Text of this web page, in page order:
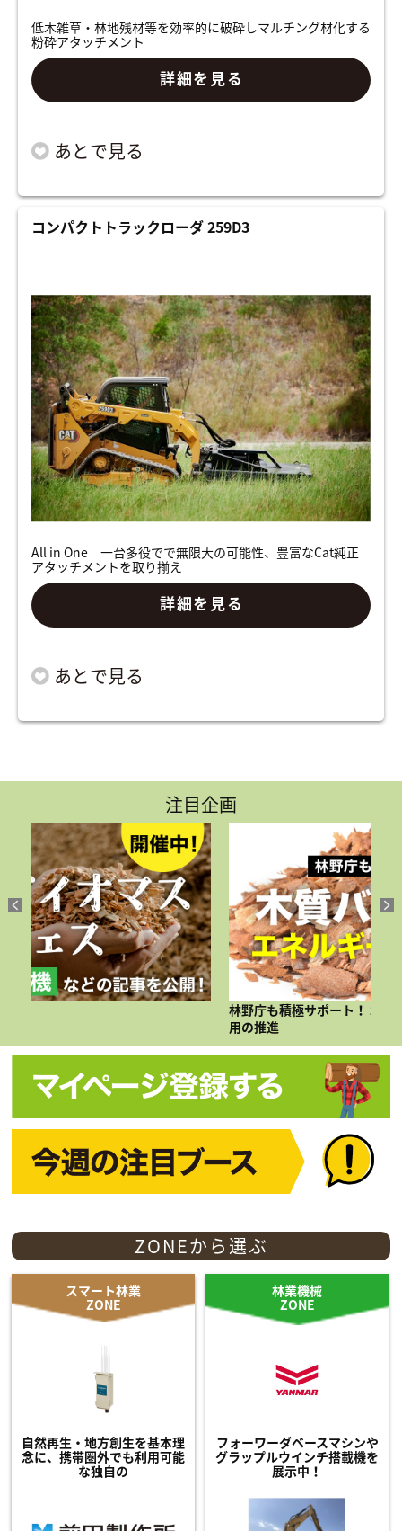
低木雑草・林地残材等を効率的に破砕しマルチング材化する
粉砕アタッチメント
詳細を見る
コンパクトトラックローダ 259D3
All in One 一台多役でで無限大の可能性、豊富なCat純正
アタッチメントを取り揃え
詳細を見る
注目企画
林野庁も積極サポート！ 木質バイオマスのエネルギー利
ZONEから選ぶ
スマート林業
ZONE
自然再生・地方創生を基本理
念に、携帯圏外でも利用可能
な独自の
林業機械
ZONE
フォーワーダベースマシンや
グラップルウインチ搭載機を
展示中！